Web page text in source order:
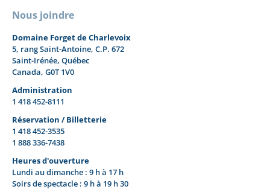
Nous joindre
Domaine Forget de Charlevoix
5, rang Saint-Antoine, C.P. 672
Saint-Irénée, Québec
Canada, G0T 1V0
Administration
1 418 452-8111
Réservation / Billetterie
1 418 452-3535
1 888 336-7438
Heures d'ouverture
Lundi au dimanche : 9 h à 17 h
Soirs de spectacle : 9 h à 19 h 30